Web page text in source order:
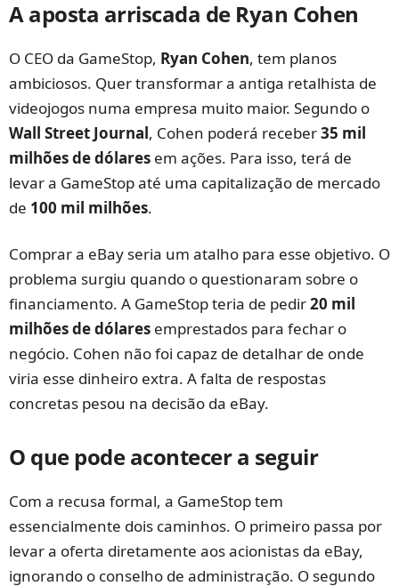
A aposta arriscada de Ryan Cohen
O CEO da GameStop, Ryan Cohen, tem planos
ambiciosos. Quer transformar a antiga retalhista de
videojogos numa empresa muito maior. Segundo o
Wall Street Journal, Cohen poderá receber35 mil
milhões de dólares em ações. Para isso, terá de
levar a GameStop até uma capitalização de mercado
de 100 mil milhões.
Comprar a eBay seria um atalho para esse objetivo. O
problema surgiu quando o questionaram sobre o
financiamento. A GameStop teria de pedir20 mil
milhões de dólares emprestados para fechar o
negócio. Cohen não foi capaz de detalhar de onde
viria esse dinheiro extra. A falta de respostas
concretas pesou na decisão da eBay.
O que pode acontecer a seguir
Com a recusa formal, a GameStop tem
essencialmente dois caminhos. O primeiro passa por
levar a oferta diretamente aos acionistas da eBay,
ignorando o conselho de administração. O segundo